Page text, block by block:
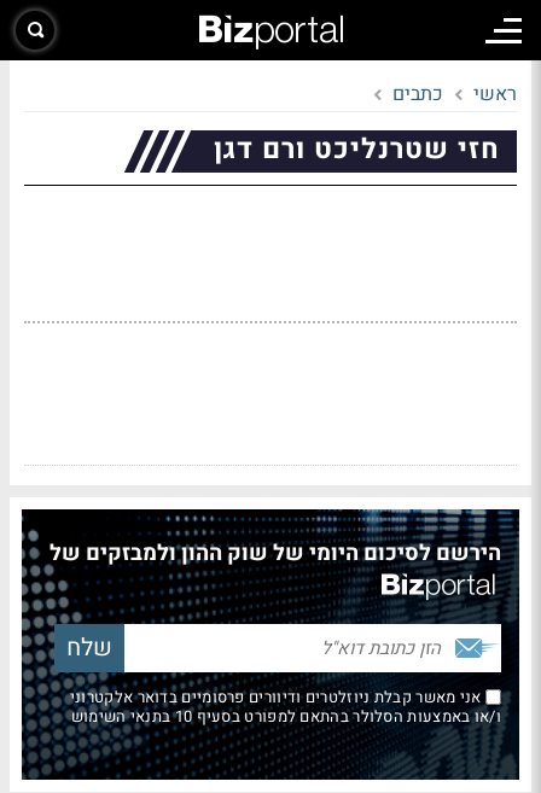
ראשי כתבים
חזי שטרנליכט ורם דגן
הירשם לסיכום היומי של שוק ההון ולמבזקים של
אני מאשר קבלת ניוזלטרים ודיוורים פרסומיים בדואר אלקטרוני
ו/או באמצעות הסלולר בהתאם למפורט בסעיף 10 בתנאי השימוש